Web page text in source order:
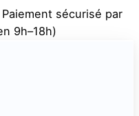
sécurisé par
9h–18h)